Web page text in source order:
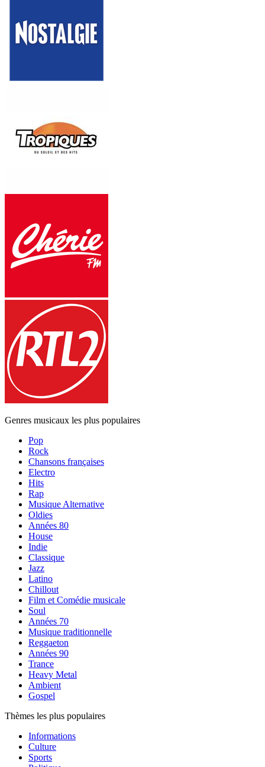
Genres musicaux les plus populaires
Pop
Rock
Chansons françaises
Electro
Hits
Rap
Musique Alternative
Oldies
Années 80
House
Indie
Classique
Jazz
Latino
Chillout
Film et Comédie musicale
Soul
Années 70
Musique traditionnelle
Reggaeton
Années 90
Trance
Heavy Metal
Ambient
Gospel
Thèmes les plus populaires
Informations
Culture
Sports